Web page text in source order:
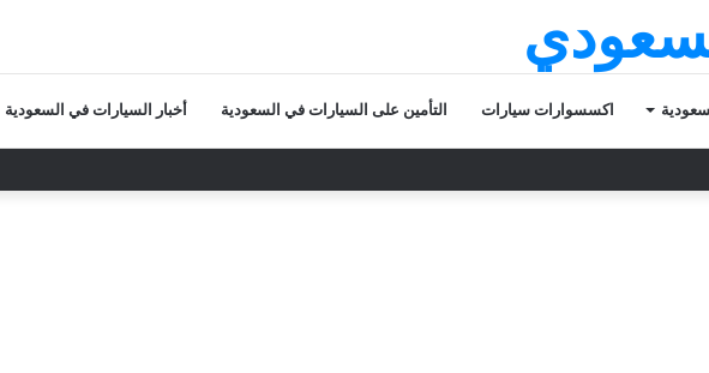
اكسسوارات سيارات التأمين على السيارات في السعودية أخبار السيارات في السعودية